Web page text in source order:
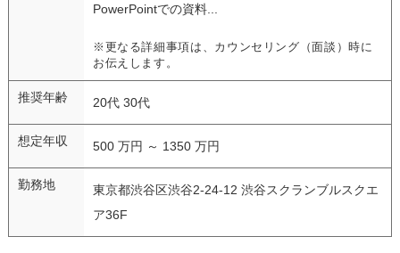
PowerPointでの資料...
※更なる詳細事項は、カウンセリング（面談）時に
お伝えします。
推奨年齢 20代 30代
想定年収 500 万円 ～ 1350 万円
勤務地
東京都渋谷区渋谷2-24-12 渋谷スクランブルスクエ
ア36F